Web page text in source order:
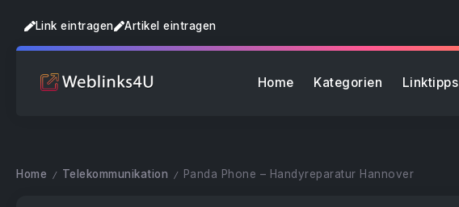
Link eintragen Artikel eintragen
Home Kategorien Linktipps
Home / Telekommunikation / Panda Phone – Handyreparatur Hannover